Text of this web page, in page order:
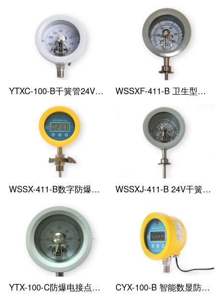
YTXC-100-B干簧管24V防爆电接点压力表 WSSXF-411-B 卫生型防爆电接点温度表
WSSX-411-B数字防爆电接点温度表 WSSXJ-411-B 24V干簧管防爆电接点温度表
YTX-100-C防爆电接点压力表 CYX-100-B 智能数显防爆电接点压力表